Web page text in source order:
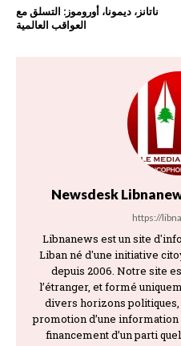
ناتانز، ديمونا، أوروموز: التسلق مع
العواقب العالمية
Newsdesk
https://
Libnanews est un site
Liban né d'une initiative
depuis 2006. Notre site
l’étranger, et formé
divers horizons
promotion d’une
financement d’un parti